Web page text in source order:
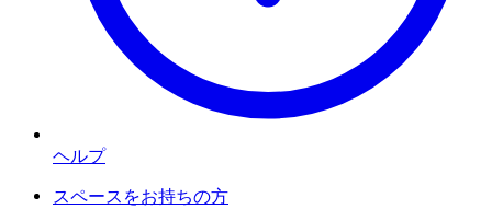
ヘルプ
スペースをお持ちの方